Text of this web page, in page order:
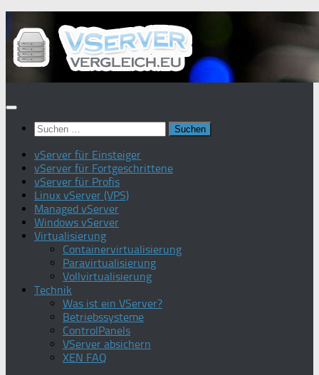
Inhalt
springen
Suchen
nach:
vServer für Einsteiger
vServer für Fortgeschrittene
vServer für Profis
Linux vServer (VPS)
Managed vServer
Windows vServer
Virtualisierung
Containervirtualisierung
Paravirtualisierung
Vollvirtualisierung
Technik
Was ist ein VServer?
Betriebssysteme
ControlPanels
VServer absichern
XEN FAQ